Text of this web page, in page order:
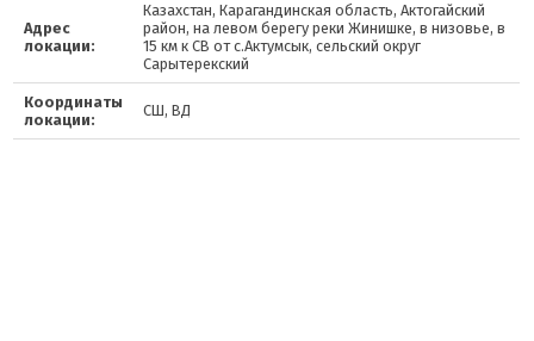
Адрес
локации:
Казахстан, Карагандинская область, Актогайский
район, на левом берегу реки Жинишке, в низовье, в
15 км к СВ от с.Актумсык, сельский округ
Сарытерекский
Координаты
локации:
СШ, ВД